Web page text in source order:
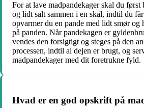
For at lave madpandekager skal du
og lidt salt sammen i en skål, indtil du
opvarmer du en pande med lidt smør
på panden. Når pandekagen er
vendes den forsigtigt og steges på den
processen, indtil al dejen er brugt, og
madpandekager med dit foretrukne fyld.
Hvad er en god opskrift på